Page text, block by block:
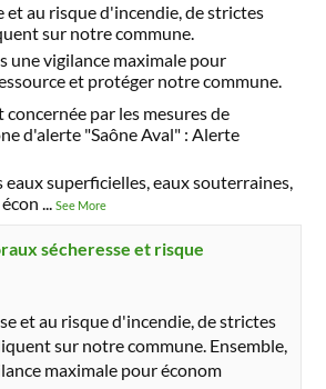
et au risque d'incendie, de strictes
sur notre commune.
une vigilance maximale pour
et protéger notre commune.
par les mesures de
d'alerte "Saône Aval" : Alerte
eaux superficielles, eaux souterraines,
...See More
sécheresse et risque
et au risque d'incendie, de strictes
sur notre commune. Ensemble,
maximale pour économ